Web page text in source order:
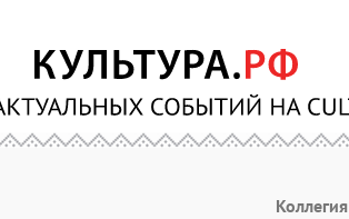
Коллегия